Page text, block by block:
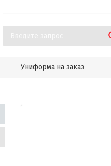
Униформа на заказ